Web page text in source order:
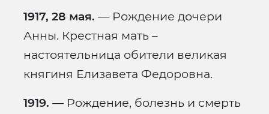
1917, 28 мая. — Рождение дочери
Анны. Крестная мать –
настоятельница обители великая
княгиня Елизавета Федоровна.
1919. — Рождение, болезнь и смерть